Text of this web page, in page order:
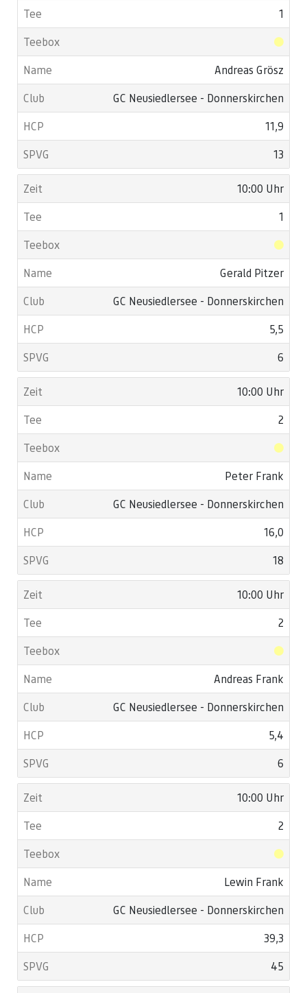
1
Andreas Grösz
GC Neusiedlersee - Donnerskirchen
11,9
13
10:00 Uhr
1
Gerald Pitzer
GC Neusiedlersee - Donnerskirchen
5,5
6
10:00 Uhr
2
Peter Frank
GC Neusiedlersee - Donnerskirchen
16,0
18
10:00 Uhr
2
Andreas Frank
GC Neusiedlersee - Donnerskirchen
5,4
6
10:00 Uhr
2
Lewin Frank
GC Neusiedlersee - Donnerskirchen
39,3
45